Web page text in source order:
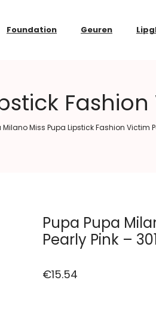
Foundation Geuren
Fashion
Milano Miss Pupa Lipstick Fashion Victim
Pupa Pupa
Pearly Pink –
€15.54